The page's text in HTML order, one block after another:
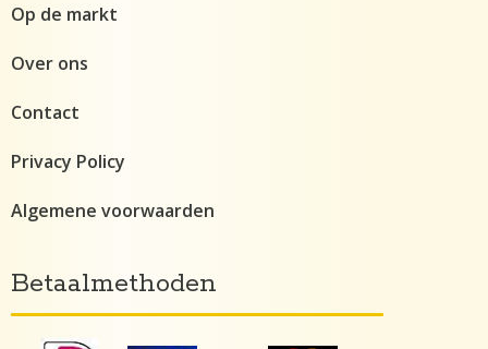
Betaalmethoden
Op de markt
Over ons
Contact
Privacy Policy
Algemene voorwaarden